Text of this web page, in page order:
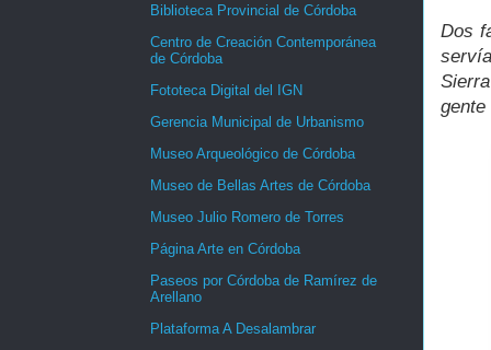
Dos
gente
Biblioteca Provincial de Córdoba
Centro de Creación Contemporánea
de Córdoba
Fototeca Digital del IGN
Gerencia Municipal de Urbanismo
Museo Arqueológico de Córdoba
Museo de Bellas Artes de Córdoba
Museo Julio Romero de Torres
Página Arte en Córdoba
Paseos por Córdoba de Ramírez de
Arellano
Plataforma A Desalambrar